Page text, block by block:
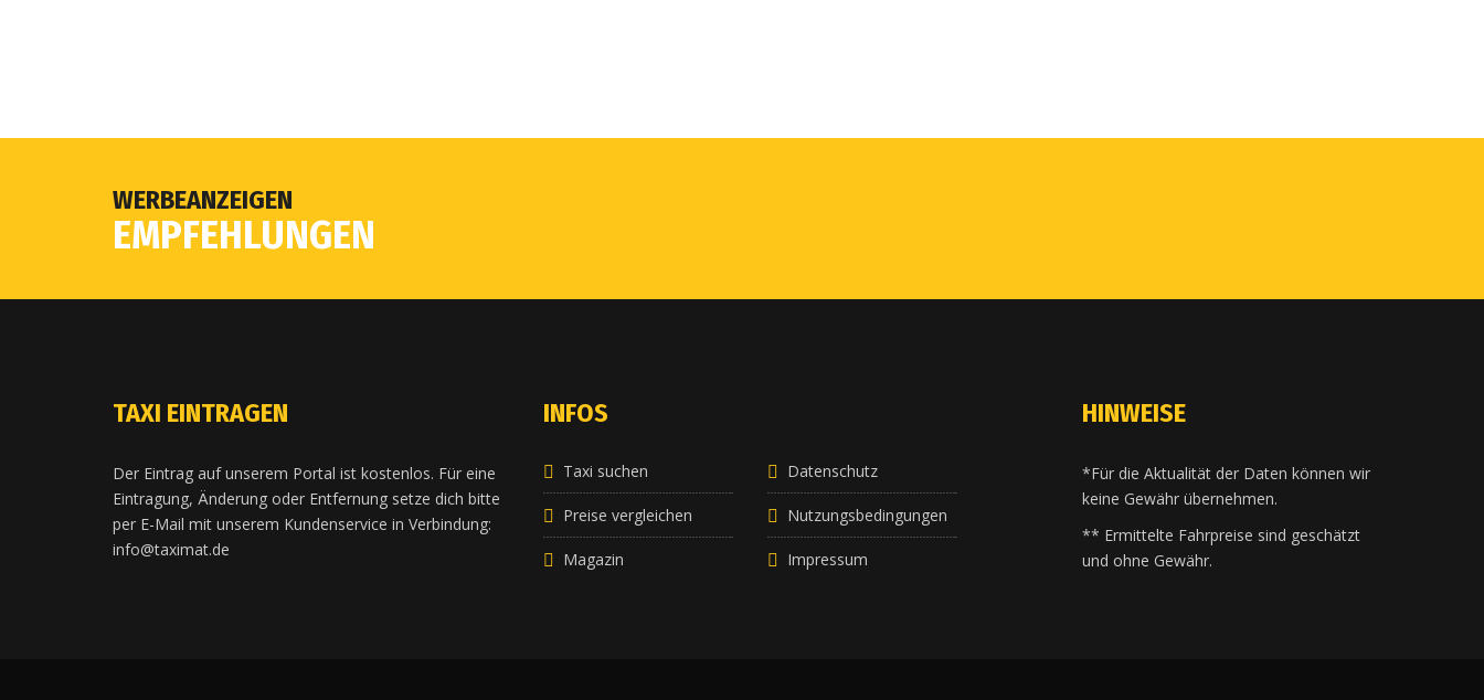
WERBEANZEIGEN
EMPFEHLUNGEN
TAXI EINTRAGEN
Der Eintrag auf unserem Portal ist kostenlos. Für eine
Eintragung, Änderung oder Entfernung setze dich bitte
per E-Mail mit unserem Kundenservice in Verbindung:
info@taximat.de
INFOS
Taxi suchen
Preise vergleichen
Magazin
Datenschutz
Nutzungsbedingungen
Impressum
HINWEISE
*Für die Aktualität der Daten können wir
keine Gewähr übernehmen.
** Ermittelte Fahrpreise sind geschätzt
und ohne Gewähr.